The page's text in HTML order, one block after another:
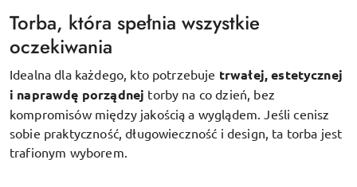
Torba, która spełnia wszystkie
oczekiwania
Idealna dla każdego, kto potrzebuje trwałej, estetycznej
i naprawdę porządnej torby na co dzień, bez
kompromisów między jakością a wyglądem. Jeśli cenisz
sobie praktyczność, długowieczność i design, ta torba jest
trafionym wyborem.